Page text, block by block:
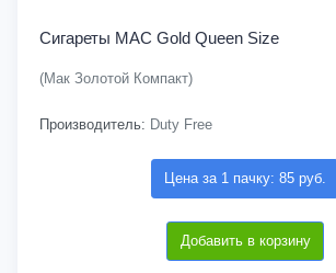
Сигареты MAC Gold Queen Size
(Мак Золотой Компакт)
Производитель: Duty Free
Цена за 1 пачку: 85 руб.
Добавить в корзину